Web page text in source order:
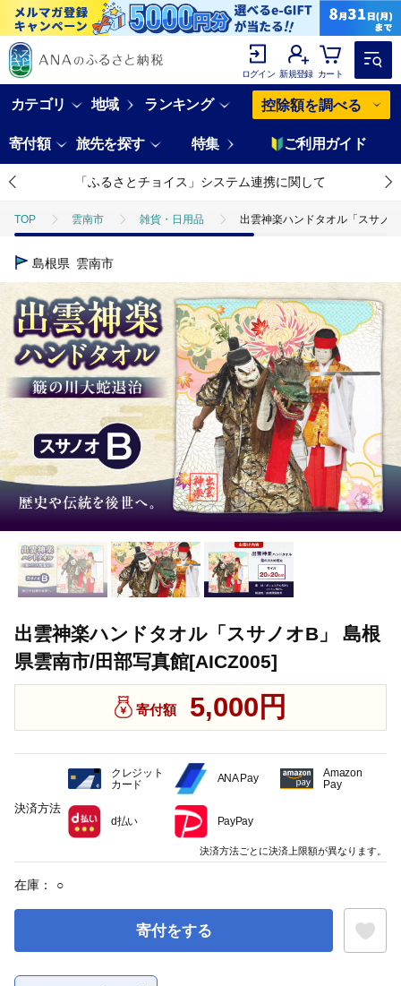
ログイン 新規登録 カート
カテゴリ 地域 ランキング 控除額を調べる
寄付額 旅先を探す 特集 ご利用ガイド
「ふるさとチョイス」システム連携に関して
TOP 雲南市 雑貨・日用品 出雲神楽ハンドタオル「スサノ
島根県 雲南市
出雲神楽ハンドタオル「スサノオB」 島根
県雲南市/田部写真館[AICZ005]
寄付額 5,000円
在庫： ○
寄付をする
決済方法
クレジット
カード
ANA Pay
Amazon
Pay
d払い PayPay
決済方法ごとに決済上限額が異なります。